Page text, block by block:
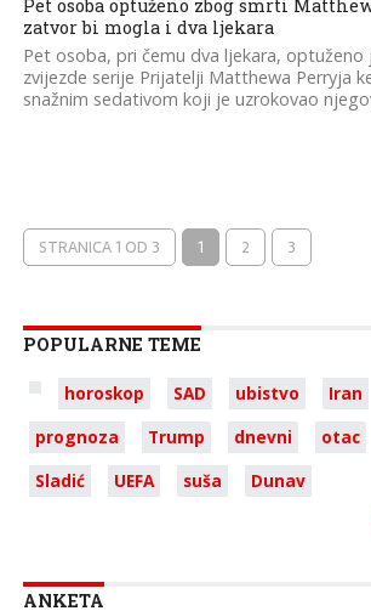
Pet osoba optuženo zbog smrti
zatvor bi mogla i dva ljekara
Pet osoba, pri čemu dva ljekara, optuženo
zvijezde serije Prijatelji Matthewa Perryja
snažnim sedativom koji je uzrokovao
STRANICA 1 OD 3 1 2 3
POPULARNE TEME
horoskop SAD ubistvo Iran
prognoza
Trump dnevni otac
Sladić
UEFA suša Dunav
ANKETA